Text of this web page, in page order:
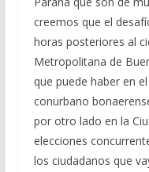
creemos que el
horas posteriores al
Metropolitana de
que puede haber en
conurbano
por otro lado en la
elecciones
los ciudadanos que